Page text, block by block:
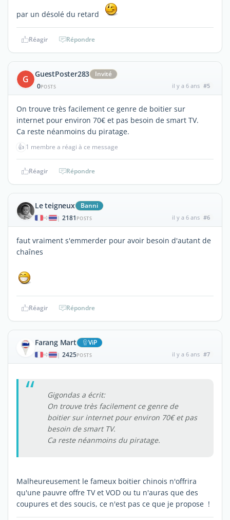
par un désolé du retard
Réagir Répondre
G GuestPoster283
Invité
0POSTS il y a 6 ans #5
On trouve très facilement ce genre de boitier sur
internet pour environ 70€ et pas besoin de smart TV.
Ca reste néanmoins du piratage.
👍 1 membre a réagi à ce message
Réagir Répondre
Le teigneux Banni
| 2181 POSTS il y a 6 ans #6
faut vraiment s'emmerder pour avoir besoin d'autant de
chaînes
Réagir Répondre
Farang Mart ViP
| 2425POSTS il y a 6 ans #7
Gigondas a écrit:
On trouve très facilement ce genre de
boitier sur internet pour environ 70€ et pas
besoin de smart TV.
Ca reste néanmoins du piratage.
Malheureusement le fameux boitier chinois n'offrira
qu'une pauvre offre TV et VOD ou tu n'auras que des
coupures et des soucis, ce n'est pas ce que je propose !